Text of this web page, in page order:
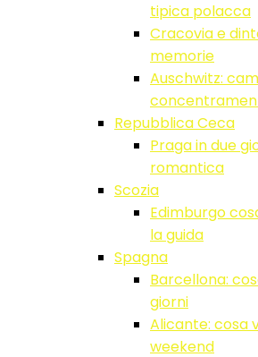
tipica polacca
Cracovia e
memorie
Auschwitz:
Repubblica Ceca
Praga in due
romantica
Scozia
Edimburgo
la guida
Spagna
Barcellona:
giorni
Alicante: cosa
weekend